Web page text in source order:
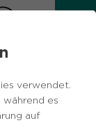
verwendet.
es
auf